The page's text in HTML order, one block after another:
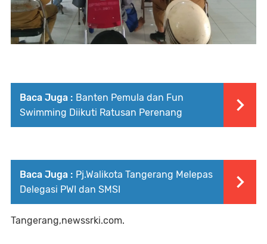
Baca Juga : Banten Pemula dan Fun
Swimming Diikuti Ratusan Perenang
Baca Juga : Pj.Walikota Tangerang Melepas
Delegasi PWI dan SMSI
Tangerang,newssrki.com.